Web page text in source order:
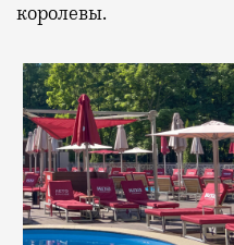
королевы.